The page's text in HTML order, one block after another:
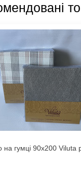
на гумці 90х200 Viluta